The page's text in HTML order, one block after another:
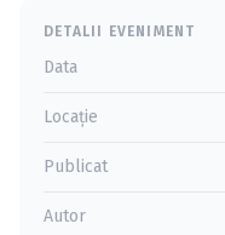
DETALII EVENIMENT
Data
Locație
Publicat
Autor